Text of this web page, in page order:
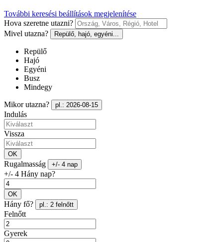
További keresési beállítások megjelenítése
Hova szeretne utazni?
Mivel utazna?
Repülő, hajó, egyéni...
Repülő
Hajó
Egyéni
Busz
Mindegy
Mikor utazna? pl.: 2026-08-15
Indulás
Vissza
OK
Rugalmasság +/- 4 nap
+/- 4 Hány nap?
OK
Hány fő? pl.: 2 felnőtt
Felnőtt
Gyerek